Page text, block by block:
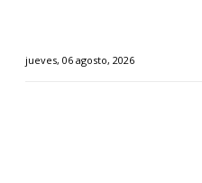
jueves, 06 agosto, 2026